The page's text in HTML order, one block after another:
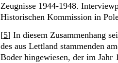
Zeugnisse 1944-1948.
Historischen Kommission in
[5] In diesem Zusammenhang
des aus Lettland stammenden
Boder hingewiesen, der im Jahr